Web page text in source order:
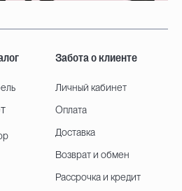
Забота о клиенте
Личный кабинет
Оплата
Доставка
Возврат и обмен
Рассрочка и кредит